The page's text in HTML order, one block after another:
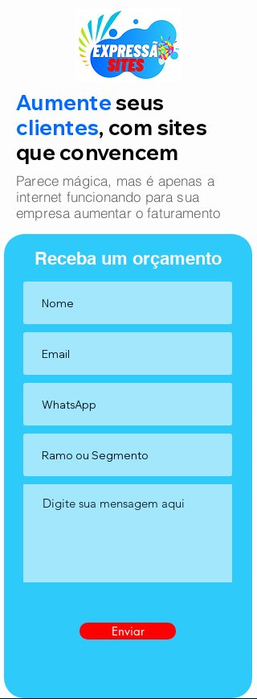
Aumenteseus
clientes, com sites
que convencem
Parece mágica, mas é apenas a
internet funcionando para sua
empresa aumentar o faturamento
Receba um orçamento
Enviar